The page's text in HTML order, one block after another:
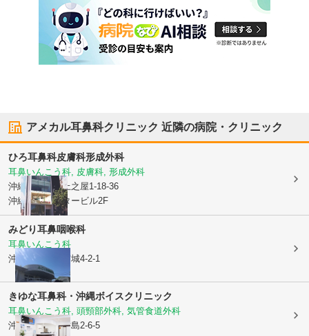
アメカル耳鼻科クリニック 近隣の病院・クリニック
ひろ耳鼻科皮膚科形成外科
耳鼻いんこう科, 皮膚科, 形成外科
沖縄県那覇市上之屋1-18-36
沖縄映像センタービル2F
みどり耳鼻咽喉科
耳鼻いんこう科
沖縄県浦添市
宮城4-2-1
きゆな耳鼻科・沖縄ボイスクリニック
耳鼻いんこう科, 頭頸部外科, 気管食道外科
沖縄県那覇市古島2-6-5